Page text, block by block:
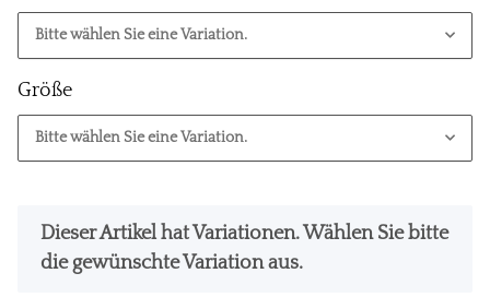
Bitte wählen Sie eine Variation.
Größe
Bitte wählen Sie eine Variation.
x
Dieser Artikel hat Variationen. Wählen Sie bitte
die gewünschte Variation aus.